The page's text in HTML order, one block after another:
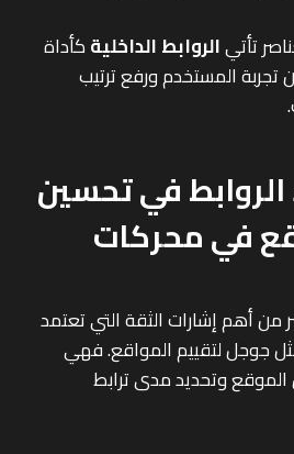
تأتيالروابط الداخليةكأداة
المستخدم ورفع ترتيب
في تحسين
في محركات
من أهم إشارات الثقة التي تعتمد
جوجل لتقييم المواقع. فهي
وتحديد مدى ترابط